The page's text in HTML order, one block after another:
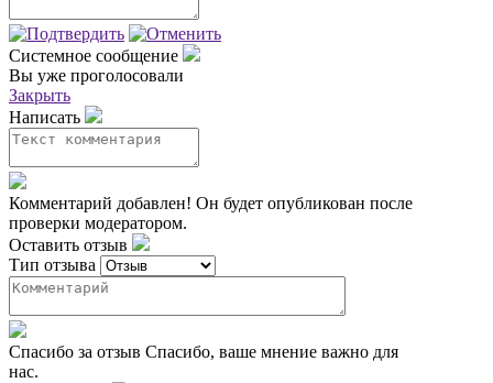
Системное сообщение
Вы уже проголосовали
Закрыть
Написать
Комментарий добавлен! Он будет опубликован после
проверки модератором.
Оставить отзыв
Тип отзыва
Спасибо за отзыв Спасибо, ваше мнение важно для
нас.